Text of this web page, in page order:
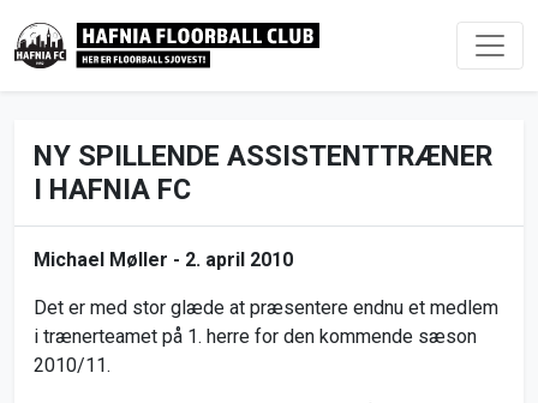
NY SPILLENDE ASSISTENTTRÆNER
I HAFNIA FC
Michael Møller - 2. april 2010
Det er med stor glæde at præsentere endnu et medlem
i trænerteamet på 1. herre for den kommende sæson
2010/11.